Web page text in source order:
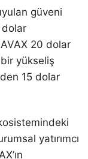
güveni
dolar
20 dolar
yükseliş
15 dolar
yatırımcı